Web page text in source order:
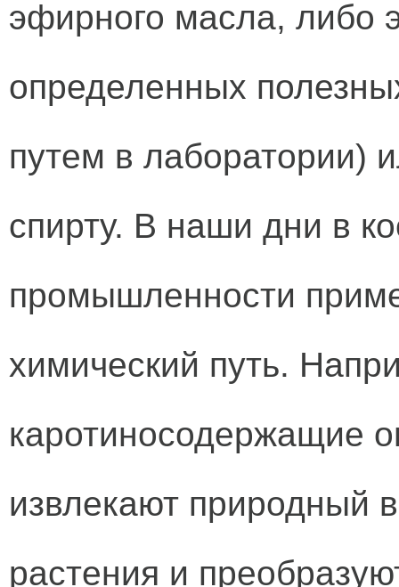
эфирного масла, либо
определенных
путем в лаборатории)
спирту. В наши дни в
промышленности
химический путь.
каротиносодержащие
извлекают природный
растения и